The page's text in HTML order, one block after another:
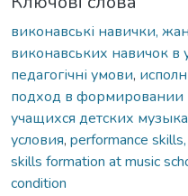
виконавські навички,
виконавських навичок в
педагогічні умови,
подход в формировании
учащихся детских
условия, performance
skills formation at music
condition